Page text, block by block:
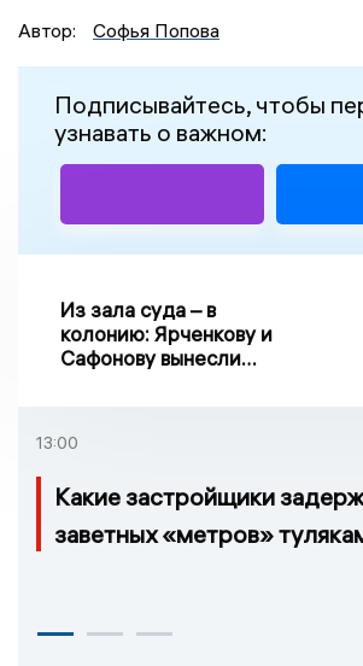
Автор:
Софья Попова
Подписывайтесь, чтобы
узнавать о важном:
Из зала суда – в
колонию: Ярченкову и
Сафонову вынесли
13:00
Какие застройщики
заветных «метров»